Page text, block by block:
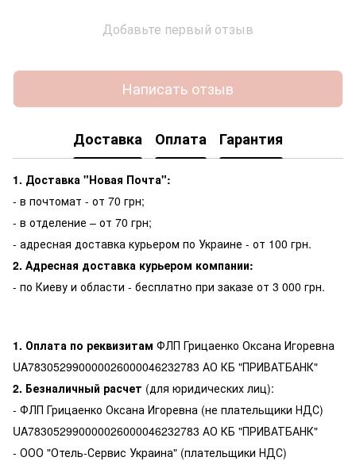
Добавьте первый отзыв
Написать отзыв
Доставка Оплата Гарантия
1. Доставка "Новая Почта":
- в почтомат - от 70 грн;
- в отделение – от 70 грн;
- адресная доставка курьером по Украине - от 100 грн.
2. Адресная доставка курьером компании:
- по Киеву и области - бесплатно при заказе от 3 000 грн.
1. Оплата по реквизитам ФЛП Грицаенко Оксана Игоревна
UA783052990000026000046232783 АО КБ "ПРИВАТБАНК"
2. Безналичный расчет (для юридических лиц):
- ФЛП Грицаенко Оксана Игоревна (не плательщики НДС)
UA783052990000026000046232783 АО КБ "ПРИВАТБАНК"
- ООО "Отель-Сервис Украина" (плательщики НДС)